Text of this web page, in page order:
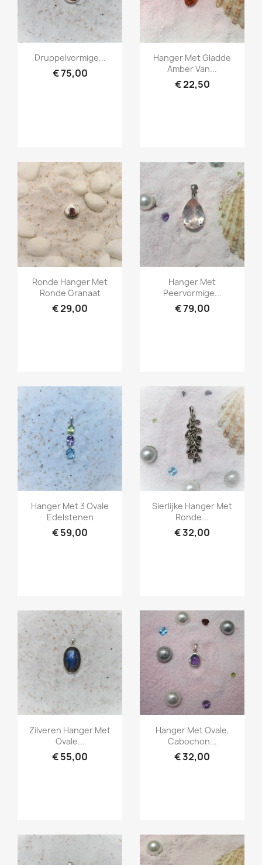
Snel bekijken
Druppelvormige...
€ 75,00
Snel bekijken
Hanger Met Gladde
Amber Van...
€ 22,50
Snel bekijken
Ronde Hanger Met
Ronde Granaat
€ 29,00
Snel bekijken
Hanger Met
Peervormige...
€ 79,00
Snel bekijken
Hanger Met 3 Ovale
Edelstenen
€ 59,00
Snel bekijken
Sierlijke Hanger Met
Ronde...
€ 32,00
Snel bekijken
Zilveren Hanger Met
Ovale...
€ 55,00
Snel bekijken
Hanger Met Ovale,
Cabochon...
€ 32,00